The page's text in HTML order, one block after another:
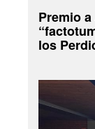
Premio
los